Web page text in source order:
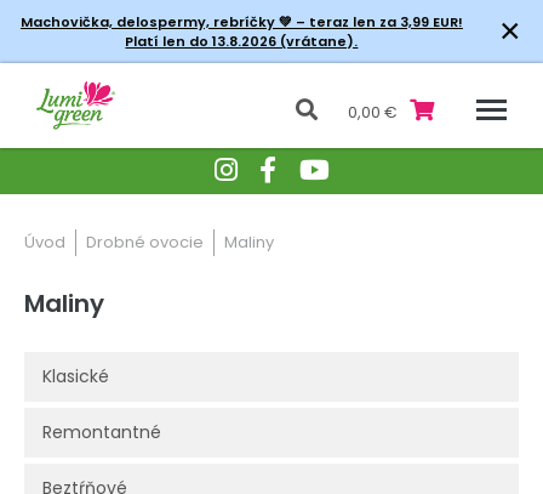
Machovička, delospermy, rebríčky💚 – teraz len za 3,99 EUR!
Platí len do 13.8.2026 (vrátane).
×
0,00 €
Úvod Drobné ovocie Maliny
Maliny
Klasické
Remontantné
Beztŕňové